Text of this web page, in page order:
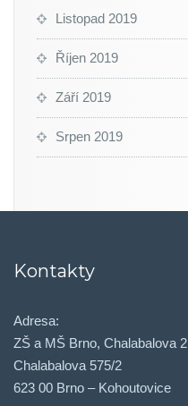
Listopad 2019
Říjen 2019
Září 2019
Srpen 2019
Kontakty
Adresa:
ZŠ a MŠ Brno, Chalabalova 2
Chalabalova 575/2
623 00 Brno – Kohoutovice